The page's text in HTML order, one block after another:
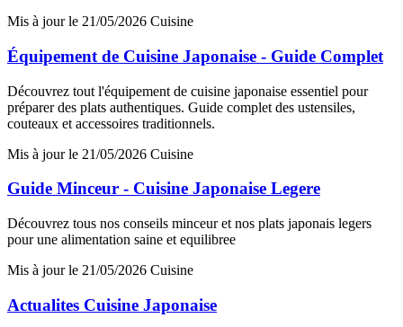
Mis à jour le 21/05/2026 Cuisine
Équipement de Cuisine Japonaise - Guide Complet
Découvrez tout l'équipement de cuisine japonaise essentiel pour
préparer des plats authentiques. Guide complet des ustensiles,
couteaux et accessoires traditionnels.
Mis à jour le 21/05/2026 Cuisine
Guide Minceur - Cuisine Japonaise Legere
Découvrez tous nos conseils minceur et nos plats japonais legers
pour une alimentation saine et equilibree
Mis à jour le 21/05/2026 Cuisine
Actualites Cuisine Japonaise